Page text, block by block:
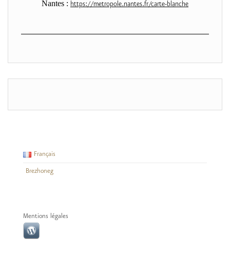
Nantes : https://metropole.nantes.fr/carte-blanche
Français
Brezhoneg
Mentions légales